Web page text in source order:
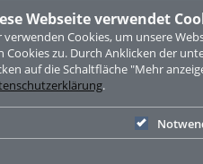
Webseite verwendet
verwenden Cookies, um unsere
Cookies zu. Durch Anklicken der
auf die Schaltfläche "Mehr
.